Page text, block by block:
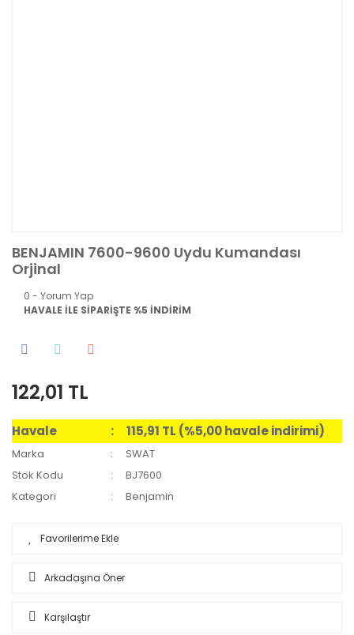
BENJAMIN 7600-9600 Uydu Kumandası
Orjinal
0 - Yorum Yap
HAVALE İLE SİPARİŞTE %5 İNDİRİM
122,01 TL
Havale 115,91 TL (%5,00 havale indirimi)
Marka
SWAT
Stok Kodu
BJ7600
Kategori
Benjamin
Arkadaşına Öner
Karşılaştır